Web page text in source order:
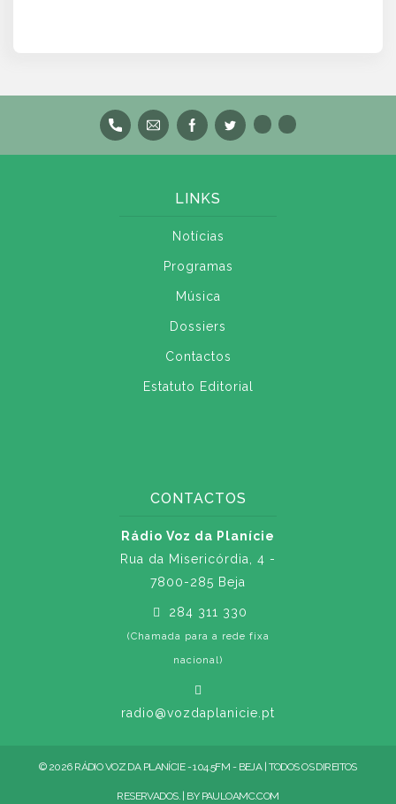
LINKS
Notícias
Programas
Música
Dossiers
Contactos
Estatuto Editorial
CONTACTOS
Rádio Voz da Planície
Rua da Misericórdia, 4 -
7800-285 Beja
284 311 330
(Chamada para a rede fixa
nacional)
radio@vozdaplanicie.pt
© 2026 RÁDIO VOZ DA PLANÍCIE - 104.5FM - BEJA | TODOS OS DIREITOS
RESERVADOS. | BY PAULOAMC.COM